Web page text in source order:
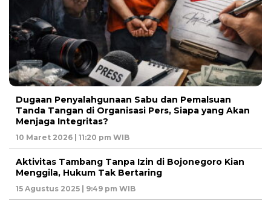
Dugaan Penyalahgunaan Sabu dan Pemalsuan
Tanda Tangan di Organisasi Pers, Siapa yang Akan
Menjaga Integritas?
10 Maret 2026 | 11:20 pm WIB
Aktivitas Tambang Tanpa Izin di Bojonegoro Kian
Menggila, Hukum Tak Bertaring
15 Agustus 2025 | 9:49 pm WIB